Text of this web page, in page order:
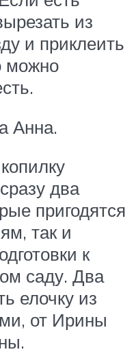
из
и приклеить
можно
Анна.
два
пригодятся
так и
к
саду. Два
елочку из
от Ирины